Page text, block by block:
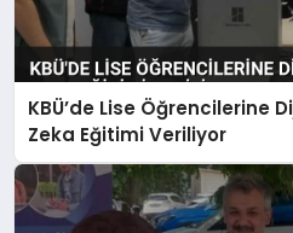
KBÜ’de Lise Öğrencilerine
Zeka Eğitimi Veriliyor